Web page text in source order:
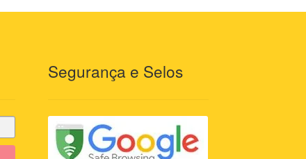
Segurança e Selos